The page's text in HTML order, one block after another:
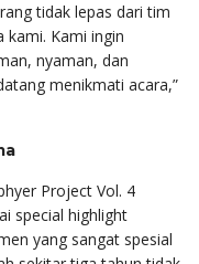
tidak lepas dari tim
kami. Kami ingin
nyaman, dan
menikmati acara,”
Project Vol. 4
special highlight
yang sangat spesial